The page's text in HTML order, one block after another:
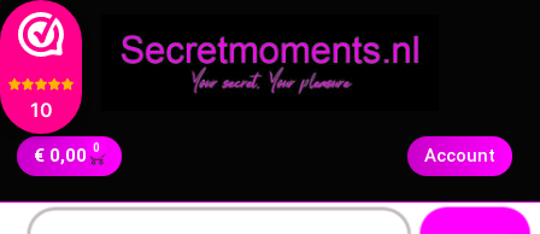
10
€ 0,00 0 Account